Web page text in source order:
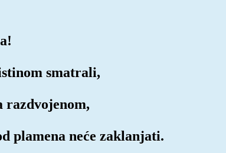
smatrali,
razdvojenom,
plamena neće zaklanjati.